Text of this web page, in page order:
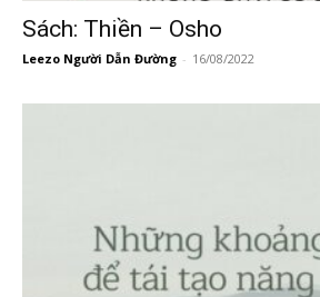
Sách: Thiền – Osho
Leezo Người Dẫn Đường - 16/08/2022